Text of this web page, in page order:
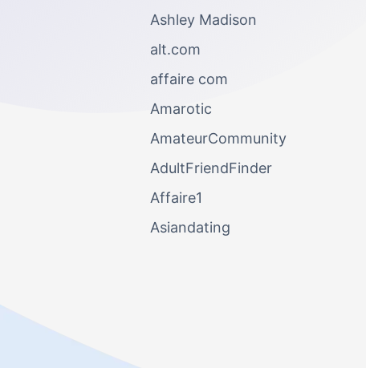
Ashley Madison
alt.com
affaire com
Amarotic
AmateurCommunity
AdultFriendFinder
Affaire1
Asiandating